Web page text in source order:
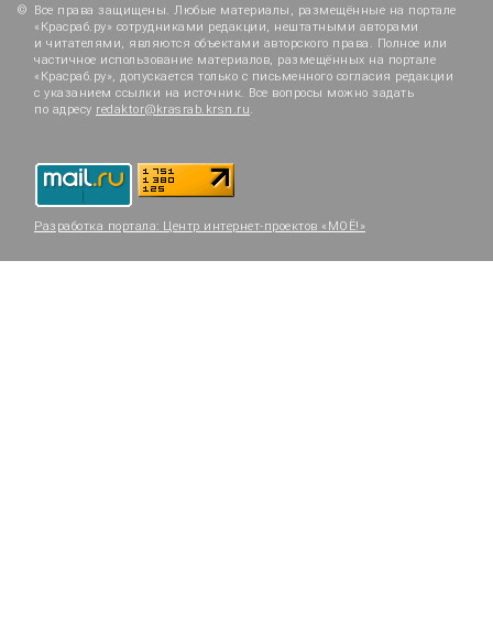
Все права защищены. Любые материалы, размещённые на портале
«Красраб.ру» сотрудниками редакции, нештатными авторами
и читателями, являются объектами авторского права. Полное или
частичное использование материалов, размещённых на портале
«Красраб.ру», допускается только с письменного согласия редакции
с указанием ссылки на источник. Все вопросы можно задать
по адресу redaktor@krasrab.krsn.ru.
Разработка портала: Центр интернет-проектов «МОЁ!»